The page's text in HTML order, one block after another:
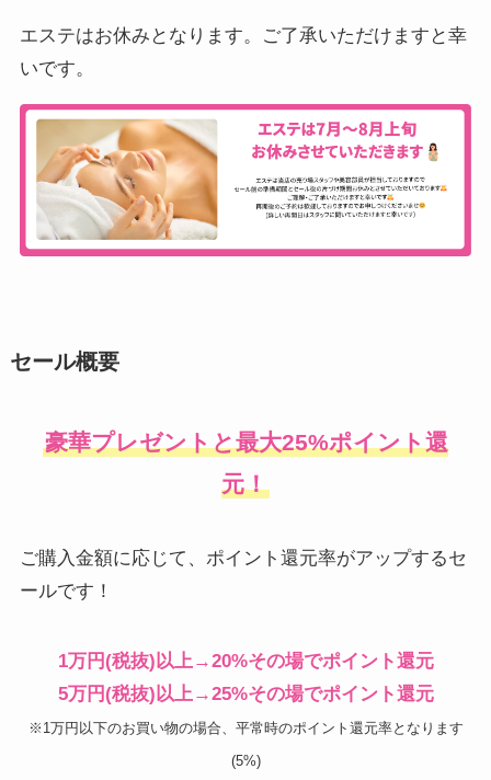
エステはお休みとなります。ご了承いただけますと幸
いです。
セール概要
豪華プレゼントと最大25%ポイント還
元！
ご購入金額に応じて、ポイント還元率がアップするセ
ールです！
1万円(税抜)以上→20%その場でポイント還元
5万円(税抜)以上→25%その場でポイント還元
※1万円以下のお買い物の場合、平常時のポイント還元率となります
(5%)